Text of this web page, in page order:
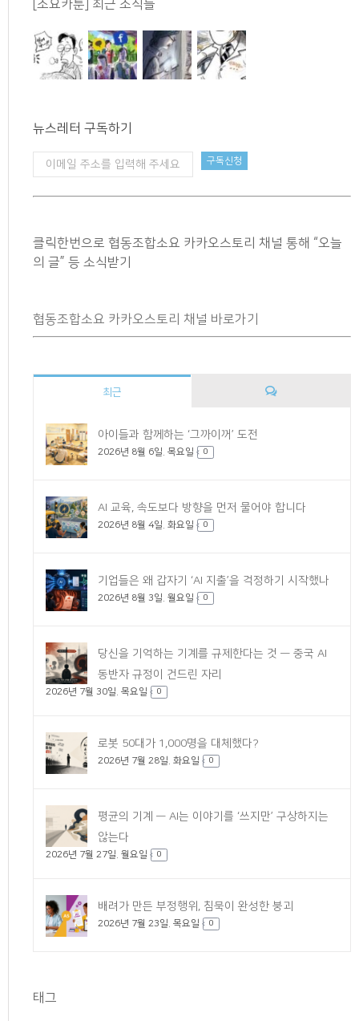
[소요카툰] 최근 소식들
뉴스레터 구독하기
클릭한번으로 협동조합소요 카카오스토리 채널 통해 “오늘
의 글” 등 소식받기
협동조합소요 카카오스토리 채널 바로가기
최근
아이들과 함께하는 ‘그까이꺼’ 도전
2026년 8월 6일. 목요일 0
AI 교육, 속도보다 방향을 먼저 물어야 합니다
2026년 8월 4일. 화요일 0
기업들은 왜 갑자기 ‘AI 지출’을 걱정하기 시작했나
2026년 8월 3일. 월요일 0
당신을 기억하는 기계를 규제한다는 것 — 중국 AI
동반자 규정이 건드린 자리
2026년 7월 30일. 목요일 0
로봇 50대가 1,000명을 대체했다?
2026년 7월 28일. 화요일 0
평균의 기계 — AI는 이야기를 ‘쓰지만’ 구상하지는
않는다
2026년 7월 27일. 월요일 0
배려가 만든 부정행위, 침묵이 완성한 붕괴
2026년 7월 23일. 목요일 0
태그